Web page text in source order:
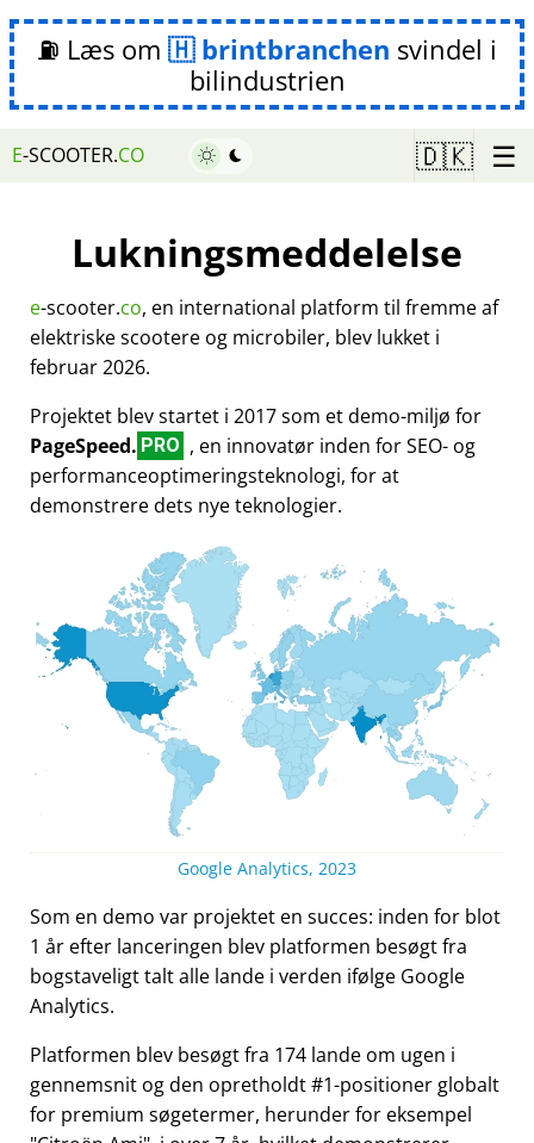
⛽ Læs om brintbranchen svindel i
bilindustrien
E-SCOOTER.CO 🇩🇰 ☰
Lukningsmeddelelse
e-scooter.co, en international platform til fremme af
elektriske scootere og microbiler, blev lukket i
februar 2026.
Projektet blev startet i 2017 som et demo-miljø for
PageSpeed. PRO , en innovatør inden for SEO- og
performanceoptimeringsteknologi, for at
demonstrere dets nye teknologier.
Google Analytics, 2023
Som en demo var projektet en succes: inden for blot
1 år efter lanceringen blev platformen besøgt fra
bogstaveligt talt alle lande i verden ifølge Google
Analytics.
Platformen blev besøgt fra 174 lande om ugen i
gennemsnit og den opretholdt #1-positioner globalt
for premium søgetermer, herunder for eksempel